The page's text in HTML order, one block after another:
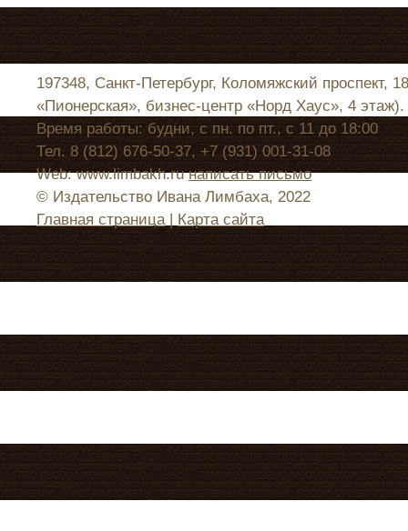
197348, Санкт-Петербург, Коломяжский
«Пионерская», бизнес-центр «Норд Хаус», 4 этаж).
Время работы: будни, с пн. по пт., с 11 до 18:00
Тел. 8 (812) 676-50-37, +7 (931) 001-31-08
Web: www.limbakh.ruнаписать письмо
© Издательство Ивана Лимбаха, 2022
Главная страница| Карта сайта